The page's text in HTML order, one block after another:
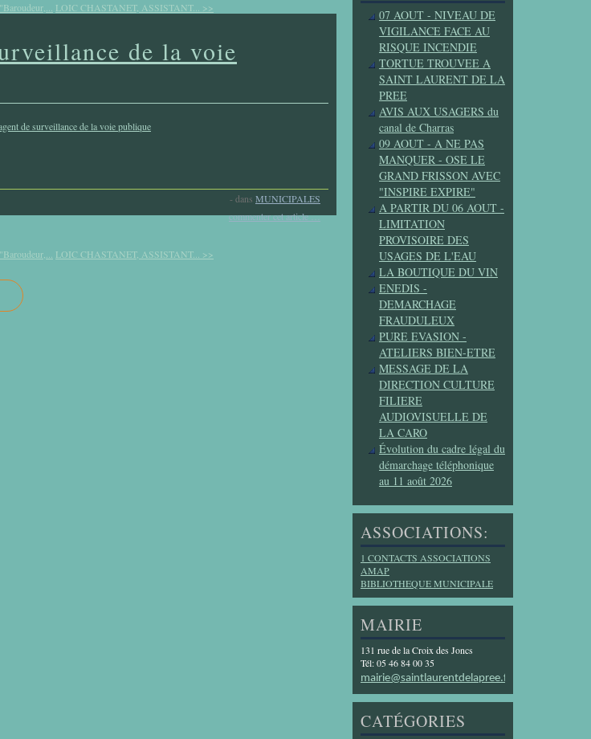
LOIC CHASTANET, ASSISTANT... >>
de la voie
- dans MUNICIPALES
commenter cet article…
LOIC CHASTANET, ASSISTANT... >>
07 AOUT - NIVEAU DE
VIGILANCE FACE AU
RISQUE INCENDIE
TORTUE TROUVEE A
SAINT LAURENT DE LA
PREE
AVIS AUX USAGERS du
canal de Charras
09 AOUT - A NE PAS
MANQUER - OSE LE
GRAND FRISSON AVEC
"INSPIRE EXPIRE"
A PARTIR DU 06 AOUT -
LIMITATION
PROVISOIRE DES
USAGES DE L'EAU
LA BOUTIQUE DU VIN
ENEDIS -
DEMARCHAGE
FRAUDULEUX
PURE EVASION -
ATELIERS BIEN-ETRE
MESSAGE DE LA
DIRECTION CULTURE
FILIERE
AUDIOVISUELLE DE
LA CARO
Évolution du cadre légal du
démarchage téléphonique
au 11 août 2026
ASSOCIATIONS:
1 CONTACTS ASSOCIATIONS
AMAP
BIBLIOTHEQUE MUNICIPALE
MAIRIE
131 rue de la Croix des Joncs
Tél: 05 46 84 00 35
mairie@saintlaurentdelapree.fr
CATÉGORIES